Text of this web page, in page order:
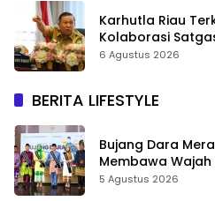
Karhutla Riau
Kolaborasi
6 Agustus 2026
BERITA LIFESTYLE
Bujang Dara
Membawa
5 Agustus 2026